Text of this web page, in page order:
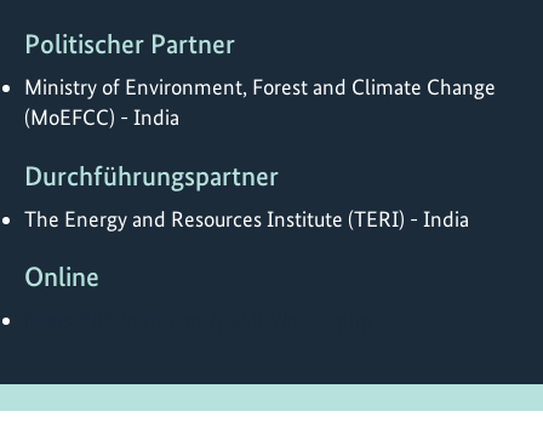
Politischer Partner
Ministry of Environment, Forest and Climate Change
(MoEFCC) - India
Durchführungspartner
The Energy and Resources Institute (TERI) - India
Online